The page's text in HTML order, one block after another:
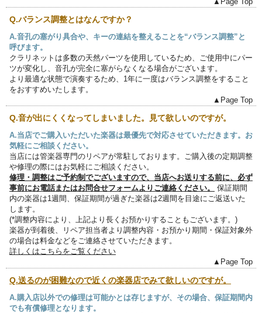
Q.バランス調整とはなんですか？
A.音孔の塞がり具合や、キーの連結を整えることを“バランス調整”と
呼びます。
クラリネットは多数の天然パーツを使用しているため、ご使用中にパー
ツが変化し、音孔が完全に塞がらなくなる場合がございます。
より最適な状態で演奏するため、1年に一度はバランス調整をすること
をおすすめいたします。
▲Page Top
Q.音が出にくくなってしまいました。見て欲しいのですが。
A.当店でご購入いただいた楽器は最優先で対応させていただきます。お
気軽にご相談ください。
当店には管楽器専門のリペアが常駐しております。ご購入後の定期調整
や修理の際にはお気軽にご相談ください。
修理・調整はご予約制でございますので、当店へお送りする前に、必ず
事前にお電話またはお問合せフォームよりご連絡ください。
保証期間
内の楽器は1週間、保証期間が過ぎた楽器は2週間を目途にご返送いた
します。
(*調整内容により、上記より長くお預かりすることもございます。)
楽器が到着後、リペア担当者より調整内容・お預かり期間・保証対象外
の場合は料金などをご連絡させていただきます。
詳しくはこちらをご覧ください
▲Page Top
Q.送るのが困難なので近くの楽器店でみて欲しいのですが。
A.購入店以外での修理は可能かとは存じますが、その場合、保証期間内
でも有償修理となります。